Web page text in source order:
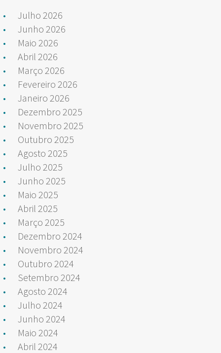
Julho 2026
Junho 2026
Maio 2026
Abril 2026
Março 2026
Fevereiro 2026
Janeiro 2026
Dezembro 2025
Novembro 2025
Outubro 2025
Agosto 2025
Julho 2025
Junho 2025
Maio 2025
Abril 2025
Março 2025
Dezembro 2024
Novembro 2024
Outubro 2024
Setembro 2024
Agosto 2024
Julho 2024
Junho 2024
Maio 2024
Abril 2024